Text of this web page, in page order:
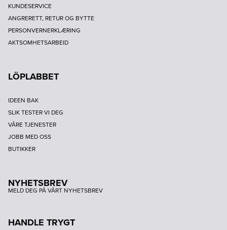
KUNDESERVICE
ANGRERETT, RETUR OG BYTTE
PERSONVERNERKLÆRING
AKTSOMHETSARBEID
LÖPLABBET
IDEEN BAK
SLIK TESTER VI DEG
VÅRE TJENESTER
JOBB MED OSS
BUTIKKER
NYHETSBREV
MELD DEG PÅ VÅRT NYHETSBREV
HANDLE TRYGT